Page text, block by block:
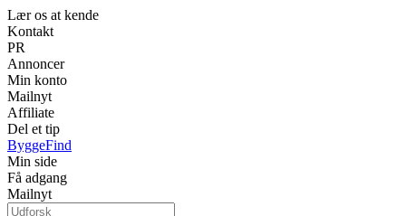
Lær os at kende
Kontakt
PR
Annoncer
Min konto
Mailnyt
Affiliate
Del et tip
ByggeFind
Min side
Få adgang
Mailnyt